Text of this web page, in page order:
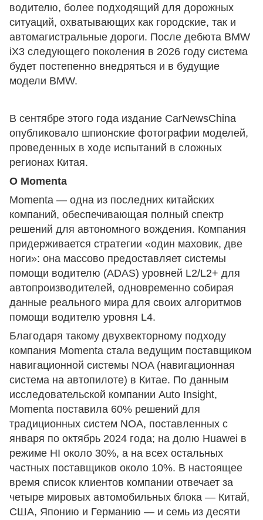
водителю, более подходящий для дорожных
ситуаций, охватывающих как городские, так и
автомагистральные дороги. После дебюта BMW
iX3 следующего поколения в 2026 году система
будет постепенно внедряться и в будущие
модели BMW.
В сентябре этого года издание CarNewsChina
опубликовало шпионские фотографии моделей,
проведенных в ходе испытаний в сложных
регионах Китая.
О Momenta
Momenta — одна из последних китайских
компаний, обеспечивающая полный спектр
решений для автономного вождения. Компания
придерживается стратегии «один маховик, две
ноги»: она массово предоставляет системы
помощи водителю (ADAS) уровней L2/L2+ для
автопроизводителей, одновременно собирая
данные реального мира для своих алгоритмов
помощи водителю уровня L4.
Благодаря такому двухвекторному подходу
компания Momenta стала ведущим поставщиком
навигационной системы NOA (навигационная
система на автопилоте) в Китае. По данным
исследовательской компании Auto Insight,
Momenta поставила 60% решений для
традиционных систем NOA, поставленных с
января по октябрь 2024 года; на долю Huawei в
режиме HI около 30%, а на всех остальных
частных поставщиков около 10%. В настоящее
время список клиентов компании отвечает за
четыре мировых автомобильных блока — Китай,
США, Японию и Германию — и семь из десяти